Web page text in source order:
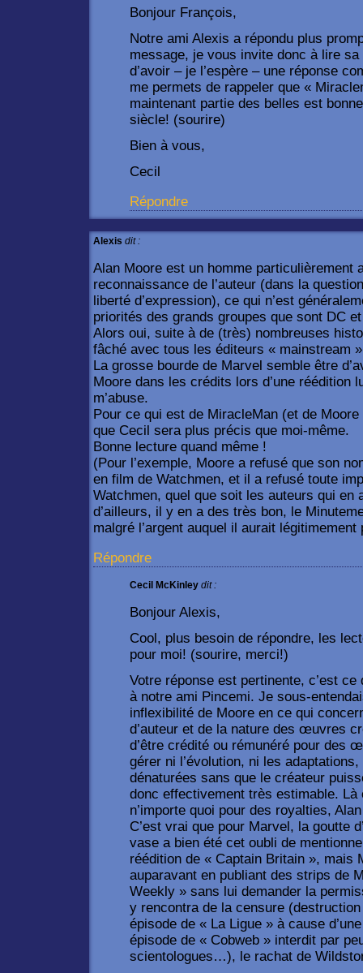
Bonjour François,
Notre ami Alexis a répondu plus
message, je vous invite donc à lire
d’avoir – je l’espère – une réponse
me permets de rappeler que «
maintenant partie des belles est
siècle! (sourire)
Bien à vous,
Cecil
Répondre
Alexis dit :
Alan Moore est un homme particulièrement
reconnaissance de l’auteur (dans la
liberté d’expression), ce qui n’est
priorités des grands groupes que sont DC
Alors oui, suite à de (très) nombreuses
fâché avec tous les éditeurs « mainstream
La grosse bourde de Marvel semble être
Moore dans les crédits lors d’une réédition
m’abuse.
Pour ce qui est de MiracleMan (et de
que Cecil sera plus précis que moi-même.
Bonne lecture quand même !
(Pour l’exemple, Moore a refusé que son
en film de Watchmen, et il a refusé toute
Watchmen, quel que soit les auteurs qui en
d’ailleurs, il y en a des très bon, le
malgré l’argent auquel il aurait
Répondre
Cecil McKinley dit :
Bonjour Alexis,
Cool, plus besoin de répondre, les
pour moi! (sourire, merci!)
Votre réponse est pertinente, c’est
à notre ami Pincemi. Je sous-
inflexibilité de Moore en ce qui
d’auteur et de la nature des œuvres
d’être crédité ou rémunéré pour des
gérer ni l’évolution, ni les
dénaturées sans que le créateur
donc effectivement très estimable. Là
n’importe quoi pour des royalties,
C’est vrai que pour Marvel, la goutte
vase a bien été cet oubli de
réédition de « Captain Britain », mais
auparavant en publiant des strips de
Weekly » sans lui demander la
y rencontra de la censure (destruction
épisode de « La Ligue » à cause
épisode de « Cobweb » interdit par
scientologues…), le rachat de